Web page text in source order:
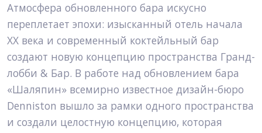
Атмосфера обновленного бара искусно
переплетает эпохи: изысканный отель начала
XX века и современный коктейльный бар
создают новую концепцию пространства Гранд-
лобби & Бар. В работе над обновлением бара
«Шаляпин» всемирно известное дизайн-бюро
Denniston вышло за рамки одного пространства
и создали целостную концепцию, которая